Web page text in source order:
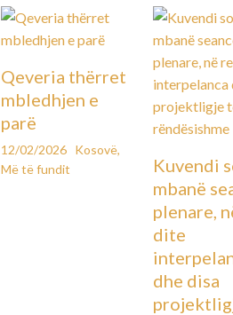
Qeveria thërret
mbledhjen e
parë
12/02/2026 Kosovë,
Më të fundit
Kuvendi
mbanë
plenare,
dite
dhe disa